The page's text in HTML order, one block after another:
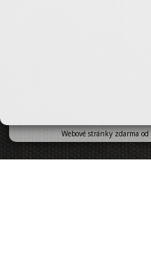
Webové stránky zdarmaod